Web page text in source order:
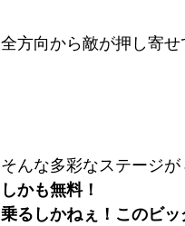
全方向から敵が押し寄
そんな多彩なステージが
しかも無料！
乗るしかねぇ！このビッ